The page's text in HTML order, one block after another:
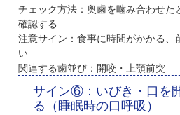
チェック方法：奥歯を噛み合わせた
確認する
注意サイン：食事に時間がかかる、
い
関連する歯並び： 開咬・上顎前突
サイン⑥：いびき・口を
る（睡眠時の口呼吸）